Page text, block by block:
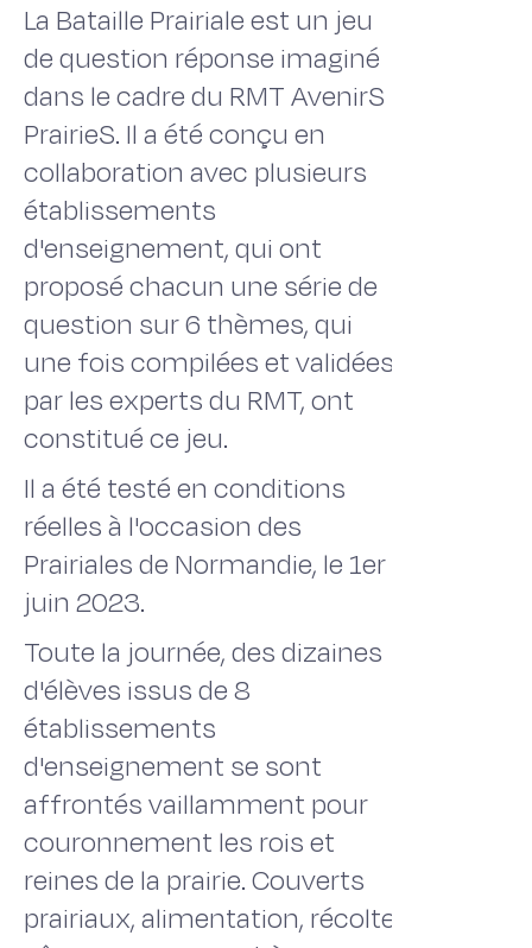
La Bataille Prairiale est un jeu
de question réponse imaginé
dans le cadre du RMT AvenirS
PrairieS. Il a été conçu en
collaboration avec plusieurs
établissements
d'enseignement, qui ont
proposé chacun une série de
question sur 6 thèmes, qui
une fois compilées et validées
par les experts du RMT, ont
constitué ce jeu.
Il a été testé en conditions
réelles à l'occasion des
Prairiales de Normandie, le 1er
juin 2023.
Toute la journée, des dizaines
d'élèves issus de 8
établissements
d'enseignement se sont
affrontés vaillamment pour
couronnement les rois et
reines de la prairie. Couverts
prairiaux, alimentation, récolte,